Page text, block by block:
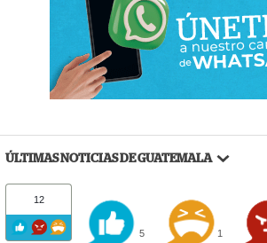
ÚLTIMAS NOTICIAS DE GUATEMALA
12
5 1